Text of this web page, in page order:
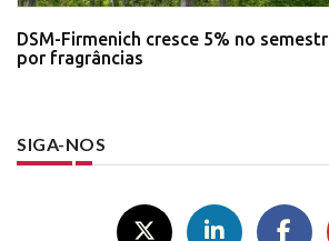
DSM-Firmenich cresce 5% no
por fragrâncias
SIGA-NOS